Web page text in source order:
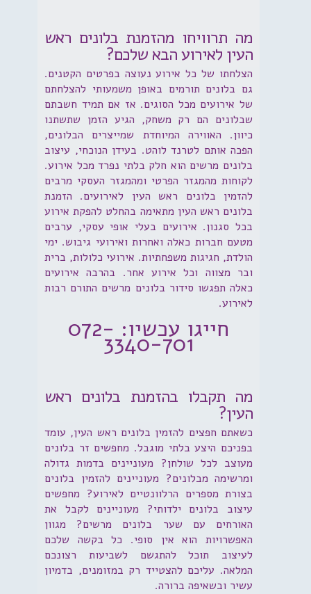
מה תרוויחו מהזמנת בלונים ראש
העין לאירוע הבא שלכם?
הצלחתו של כל אירוע נעוצה בפרטים הקטנים.
גם בלונים תורמים באופן משמעותי להצלחתם
של אירועים מכל הסוגים. אז אם תמיד חשבתם
שבלונים הם רק משחק, הגיע הזמן שתשתנו
כיוון. האווירה המיוחדת שמייצרים הבלונים,
הפכה אותם לטרנד לוהט. בעידן הנוכחי, עיצוב
בלונים מרשים הוא חלק בלתי נפרד מכל אירוע.
לקוחות מהמגזר הפרטי ומהמגזר העסקי מרבים
להזמין בלונים ראש העין לאירועים. הזמנת
בלונים ראש העין מתאימה בהחלט להפקת אירוע
בכל סגנון. אירועים בעלי אופי עסקי, ערבים
מטעם חברות כאלה ואחרות ואירועי גיבוש. ימי
הולדת, חגיגות משפחתיות. אירועי כלולות, ברית
ובר מצווה וכל אירוע אחר. בהרבה אירועים
כאלה תפגשו סידור בלונים מרשים התורם רבות
לאירוע.
חייגו עכשיו: 072-
3340-701
מה תקבלו בהזמנת בלונים ראש
העין?
כשאתם חפצים להזמין בלונים ראש העין, עומד
בפניכם היצע בלתי מוגבל. מחפשים זר בלונים
מעוצב לכל שולחן? מעוניינים בדמות גדולה
ומרשימה מבלונים? מעוניינים להזמין בלונים
בצורת מספרים הרלוונטיים לאירוע? מחפשים
עיצוב בלונים ילדותי? מעוניינים לקבל את
האורחים עם שער בלונים מרשים? מגוון
האפשרויות הוא אין סופי. כל בקשה שלכם
לעיצוב תוכל להתגשם לשביעות רצונכם
המלאה. עליכם להצטייד רק במזומנים, בדמיון
עשיר ובשאיפה ברורה.